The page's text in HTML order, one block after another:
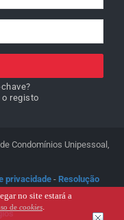
no site estará a
de cookies.
o registo
Condomínios Unipessoal,
privacidade- Resolução